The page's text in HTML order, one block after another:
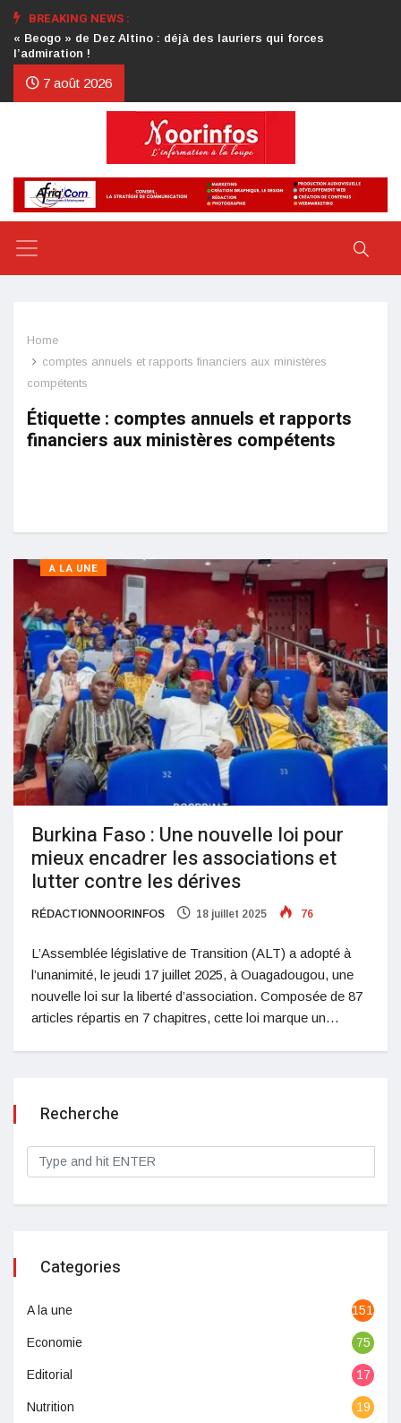
BREAKING NEWS :
Crise au CDP : l’authentification de la lettre du président
d’honneur toujours attendue
7 août 2026
Home
comptes annuels et rapports financiers aux ministères
compétents
Étiquette : comptes annuels et rapports
financiers aux ministères compétents
A LA UNE
Burkina Faso : Une nouvelle loi pour
mieux encadrer les associations et
lutter contre les dérives
RÉDACTIONNOORINFOS 18 juillet 2025 76
L’Assemblée législative de Transition (ALT) a adopté à
l’unanimité, le jeudi 17 juillet 2025, à Ouagadougou, une
nouvelle loi sur la liberté d’association. Composée de 87
articles répartis en 7 chapitres, cette loi marque un…
Recherche
Categories
A la une 1513
Economie 75
Editorial 17
Nutrition 19